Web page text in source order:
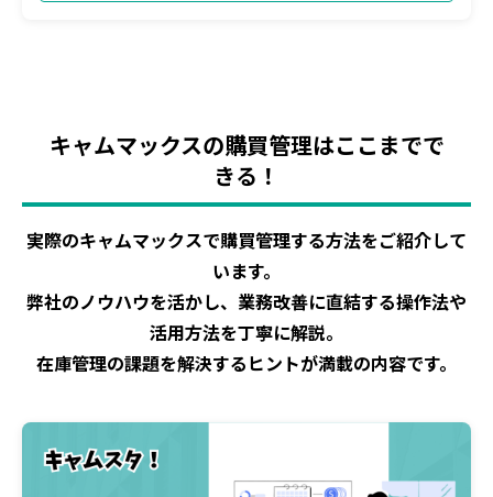
キャムマックスの購買管理はここまでで
きる！
実際のキャムマックスで購買管理する方法をご紹介して
います。
弊社のノウハウを活かし、業務改善に直結する操作法や
活用方法を丁寧に解説。
在庫管理の課題を解決するヒントが満載の内容です。